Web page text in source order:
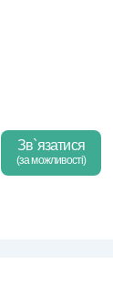
Зв`язатися
(за можливості)